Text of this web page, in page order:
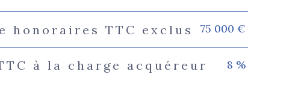
honoraires TTC exclus 75 000 €
à la charge acquéreur 8 %